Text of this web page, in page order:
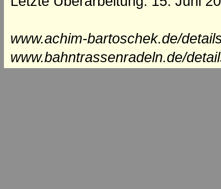
www.achim-bartoschek.de/
www.bahntrassenradeln.de/